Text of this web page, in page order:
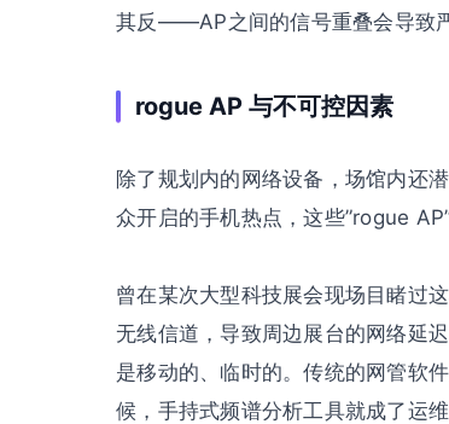
其反——AP之间的信号重叠会导致
rogue AP 与不可控因素
除了规划内的网络设备，场馆内还
众开启的手机热点，这些”rogue
曾在某次大型科技展会现场目睹过
无线信道，导致周边展台的网络延
是移动的、临时的。传统的网管软
候，手持式频谱分析工具就成了运